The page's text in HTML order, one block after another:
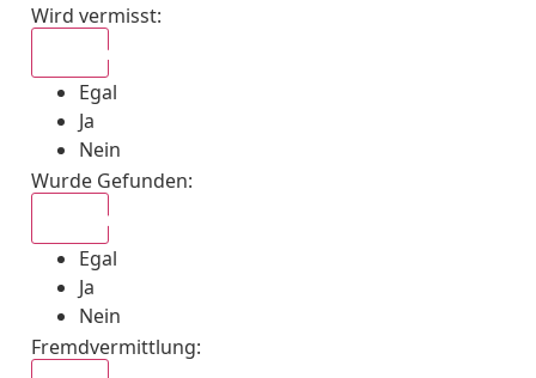
Wird vermisst:
Egal
Ja
Nein
Wurde Gefunden:
Egal
Ja
Nein
Fremdvermittlung: